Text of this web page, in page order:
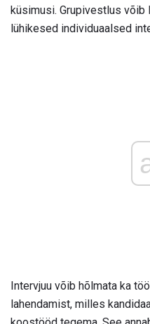
küsimusi. Grupivestlus
lühikesed individuaalsed
Intervjuu võib hõlmata ka
lahendamist, milles